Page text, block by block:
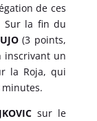
de ces
Sur la fin du
(3 points,
inscrivant un
la Roja, qui
sur le